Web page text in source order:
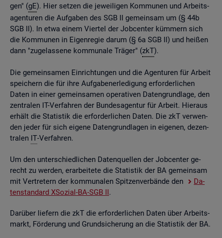
gen" (gE). Hier set­zen die je­wei­li­gen Kom­mu­nen und Ar­beits­
agen­tu­ren die Auf­ga­ben des SGB II ge­mein­sam um (§ 44b
SGB II). In etwa einem Vier­tel der Job­cen­ter küm­mern sich
die Kom­mu­nen in Ei­gen­re­gie darum (§ 6a SGB II) und hei­ßen
dann "zu­ge­las­se­ne kom­mu­na­le Trä­ger" (zkT).
Die ge­mein­sa­men Ein­rich­tun­gen und die Agen­tu­ren für Ar­beit
spei­chern die für ihre Auf­ga­ben­er­le­di­gung er­for­der­li­chen
Daten in einer ge­mein­sa­men ope­ra­ti­ven Da­ten­grund­la­ge, den
zen­tra­len IT-Ver­fah­ren der Bun­des­agen­tur für Ar­beit. Hier­aus
er­hält die Sta­tis­tik die er­for­der­li­chen Daten. Die zkT ver­wen­
den jeder für sich ei­ge­ne Da­ten­grund­la­gen in ei­ge­nen, de­zen­
tra­len IT-Ver­fah­ren.
Um den un­ter­schied­li­chen Da­ten­quel­len der Job­cen­ter ge­
recht zu wer­den, er­ar­bei­te­te die Sta­tis­tik der BA ge­mein­sam
mit Ver­tre­tern der kom­mu­na­len Spit­zen­ver­bän­de den
Da­
ten­stan­dard XSo­zi­al-BA-SGB II.
Dar­über lie­fern die zkT die er­for­der­li­chen Daten über Ar­beits­
markt, För­de­rung und Grund­si­che­rung an die Sta­tis­tik der BA.